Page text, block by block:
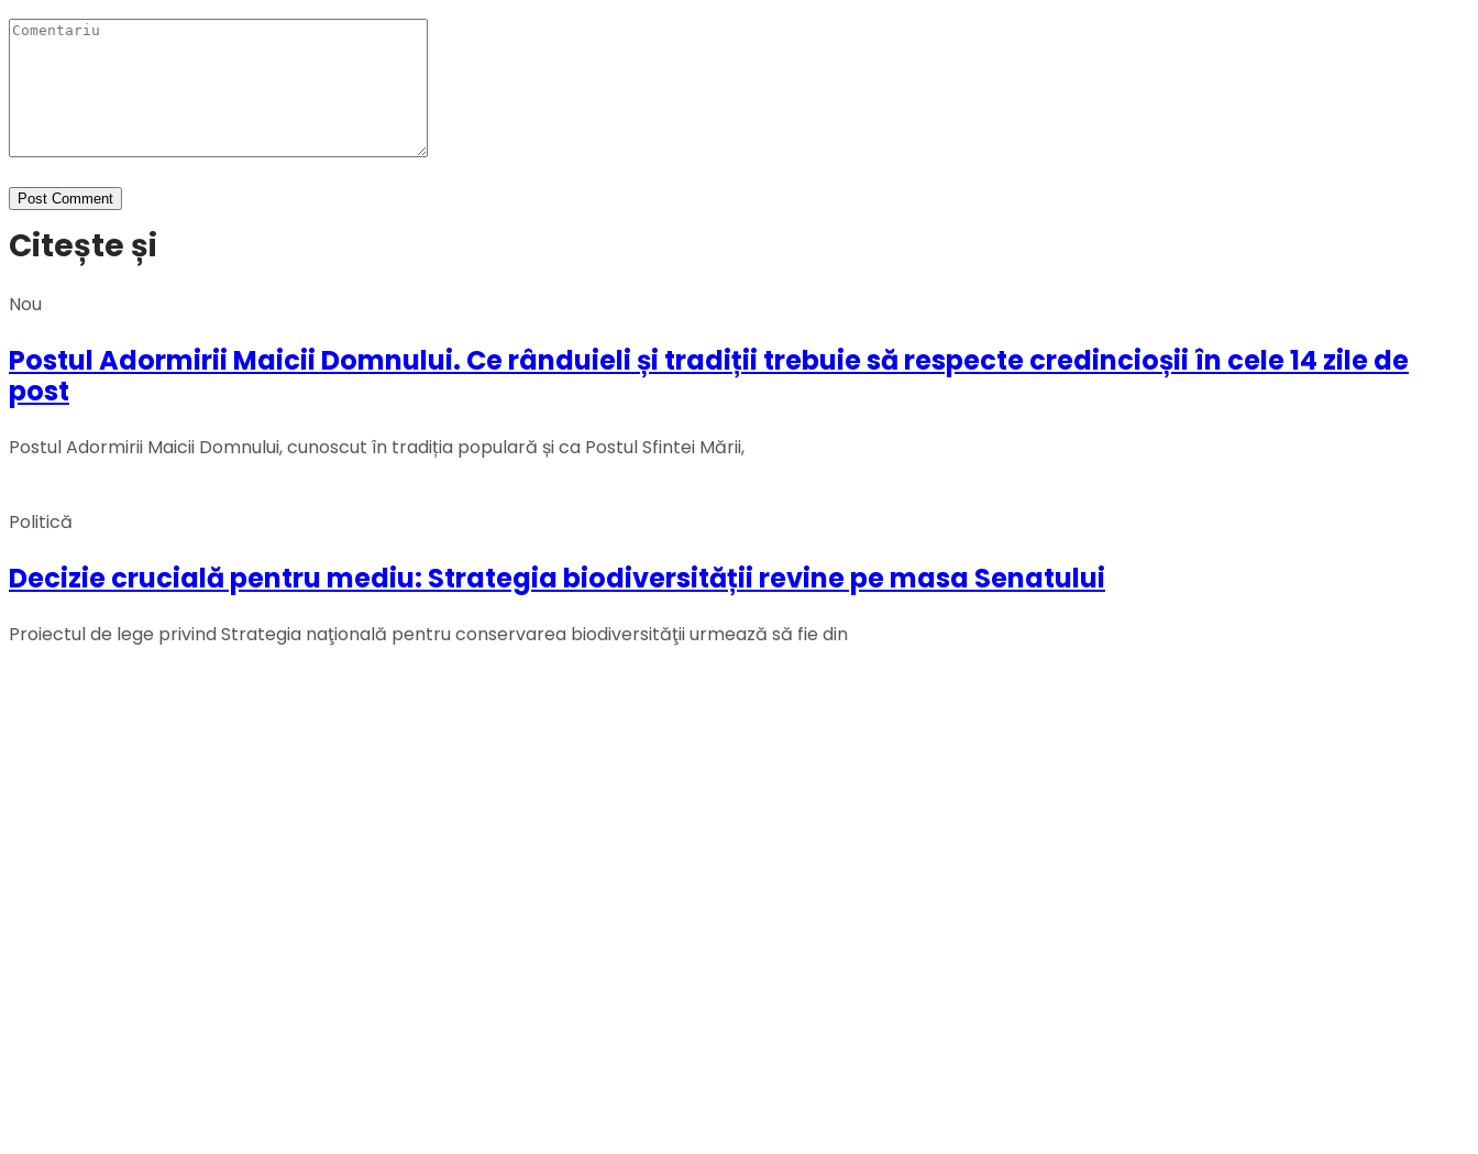
Citește și
Nou
Postul Adormirii Maicii Domnului. Ce rânduieli și tradiții trebuie să respecte credincioșii în cele 14 zile de
post
Postul Adormirii Maicii Domnului, cunoscut în tradiția populară și ca Postul Sfintei Mării,
Politică
Decizie crucială pentru mediu: Strategia biodiversității revine pe masa Senatului
Proiectul de lege privind Strategia naţională pentru conservarea biodiversităţii urmează să fie din